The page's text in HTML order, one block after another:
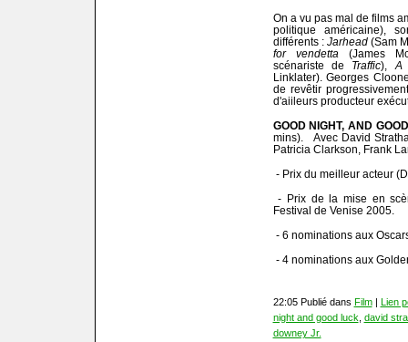
On a vu pas mal de films
politique américaine),
différents : Jarhead(Sam
for vendetta (James
scénariste de Traffic), A
Linklater). Georges
de revêtir
d'aiileurs producteur
GOOD NIGHT, AND
mins). Avec David
Patricia Clarkson, Frank
- Prix du meilleur acteur
- Prix de la mise en
Festival de Venise 2005.
- 6 nominations aux
- 4 nominations aux
22:05 Publié dans Film| Lien
night and good luck david
downey Jr.